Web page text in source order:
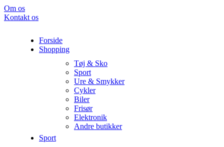
Om os
Kontakt os
Forside
Shopping
Tøj & Sko
Sport
Ure & Smykker
Cykler
Biler
Frisør
Elektronik
Andre butikker
Sport